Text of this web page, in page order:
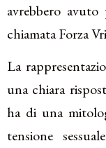
avrebbero avuto
chiamata Forza
La
una chiara
ha di una
tensione